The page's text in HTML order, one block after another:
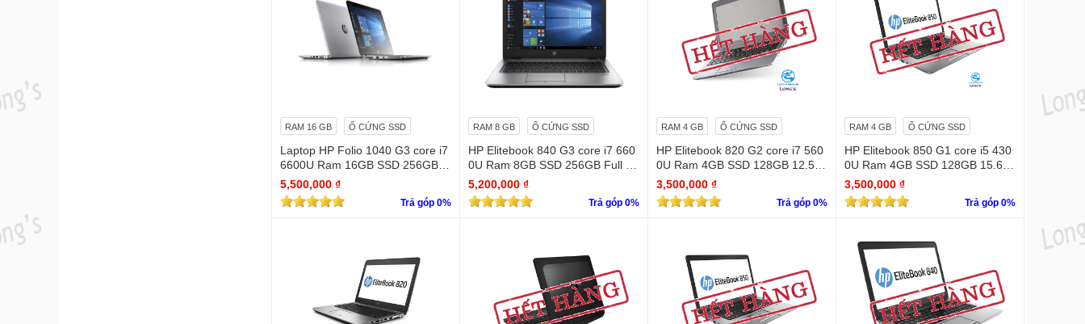
RAM 16 GB Ổ CỨNG SSD
Laptop HP Folio 1040 G3 core i7
6600U Ram 16GB SSD 256GB F
ull Hd
5,500,000 ₫
Trả góp 0%
RAM 8 GB Ổ CỨNG SSD
HP Elitebook 840 G3 core i7 660
0U Ram 8GB SSD 256GB Full H
D (1920 x 1080)
5,200,000 ₫
Trả góp 0%
RAM 4 GB Ổ CỨNG SSD
HP Elitebook 820 G2 core i7 560
0U Ram 4GB SSD 128GB 12.5 in
ches
3,500,000 ₫
Trả góp 0%
RAM 4 GB Ổ CỨNG SSD
HP Elitebook 850 G1 core i5 430
0U Ram 4GB SSD 128GB 15.6"
mỏng - đẹp
3,500,000 ₫
Trả góp 0%